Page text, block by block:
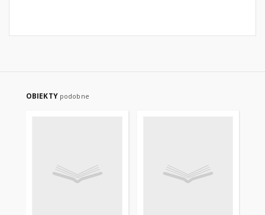
OBIEKTY podobne